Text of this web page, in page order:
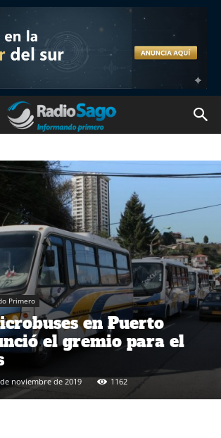
Primero
en Puerto
el gremio para el
noviembre de 2019 1162